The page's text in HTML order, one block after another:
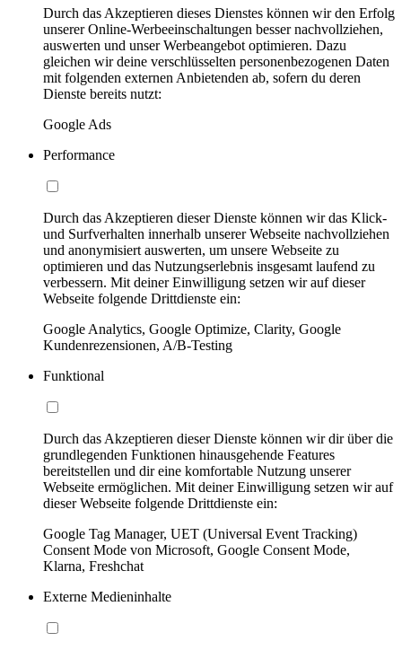
Durch das Akzeptieren dieses Dienstes können wir den Erfolg
unserer Online-Werbeeinschaltungen besser nachvollziehen,
auswerten und unser Werbeangebot optimieren. Dazu
gleichen wir deine verschlüsselten personenbezogenen Daten
mit folgenden externen Anbietenden ab, sofern du deren
Dienste bereits nutzt:
Google Ads
Performance
Durch das Akzeptieren dieser Dienste können wir das Klick-
und Surfverhalten innerhalb unserer Webseite nachvollziehen
und anonymisiert auswerten, um unsere Webseite zu
optimieren und das Nutzungserlebnis insgesamt laufend zu
verbessern. Mit deiner Einwilligung setzen wir auf dieser
Webseite folgende Drittdienste ein:
Google Analytics, Google Optimize, Clarity, Google
Kundenrezensionen, A/B-Testing
Funktional
Durch das Akzeptieren dieser Dienste können wir dir über die
grundlegenden Funktionen hinausgehende Features
bereitstellen und dir eine komfortable Nutzung unserer
Webseite ermöglichen. Mit deiner Einwilligung setzen wir auf
dieser Webseite folgende Drittdienste ein:
Google Tag Manager, UET (Universal Event Tracking)
Consent Mode von Microsoft, Google Consent Mode,
Klarna, Freshchat
Externe Medieninhalte